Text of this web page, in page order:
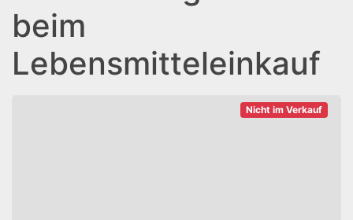
beim
Lebensmitteleinkauf
Nicht im Verkauf